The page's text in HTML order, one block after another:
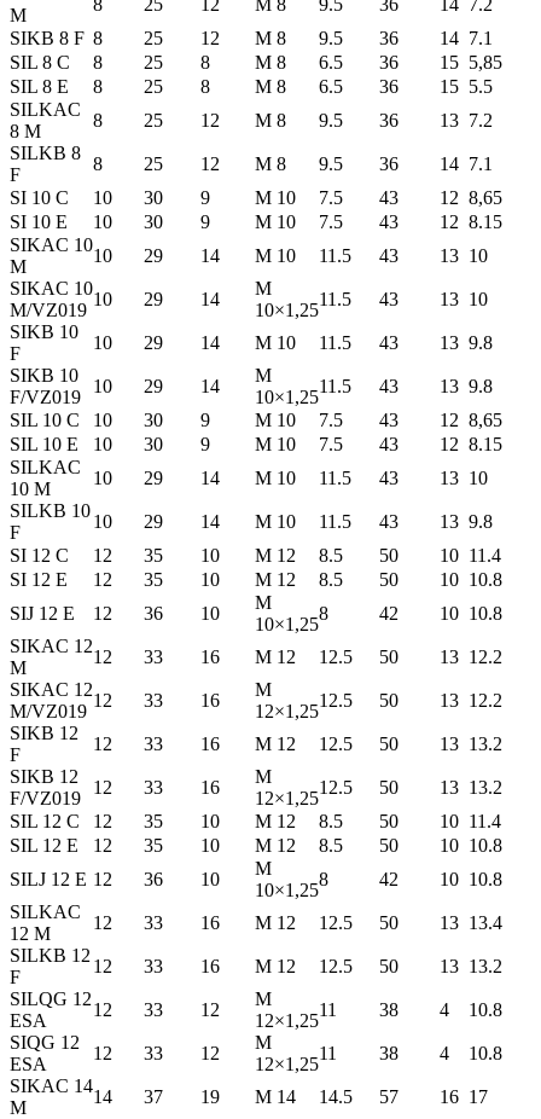
M
8 25 12 M 8 9.5 36 14 7.2
SIKB 8 F 8 25 12 M 8 9.5 36 14 7.1
SIL 8 C
8 25 8 M 8 6.5 36 15 5,85
SIL 8 E
8 25 8 M 8 6.5 36 15 5.5
SILKAC
8 M
8 25 12 M 8 9.5 36 13 7.2
SILKB 8
F
8 25 12 M 8 9.5 36 14 7.1
SI 10 C
10 30 9 M 10 7.5 43 12 8,65
SI 10 E
10 30 9 M 10 7.5 43 12 8.15
SIKAC 10
M
10 29 14 M 10 11.5 43 13 10
SIKAC 10
M/VZ019
10 29 14
M
10×1,25
11.5 43 13 10
SIKB 10
F
10 29 14 M 10 11.5 43 13 9.8
SIKB 10
F/VZ019
10 29 14
M
10×1,25
11.5 43 13 9.8
SIL 10 C
10 30 9 M 10 7.5 43 12 8,65
SIL 10 E
10 30 9 M 10 7.5 43 12 8.15
SILKAC
10 M
10 29 14 M 10 11.5 43 13 10
SILKB 10
F
10 29 14 M 10 11.5 43 13 9.8
SI 12 C
12 35 10 M 12 8.5 50 10 11.4
SI 12 E
12 35 10 M 12 8.5 50 10 10.8
SIJ 12 E
12 36 10
M
10×1,25
8 42 10 10.8
SIKAC 12
M
12 33 16 M 12 12.5 50 13 12.2
SIKAC 12
M/VZ019
12 33 16
M
12×1,25
12.5 50 13 12.2
SIKB 12
F
12 33 16 M 12 12.5 50 13 13.2
SIKB 12
F/VZ019
12 33 16
M
12×1,25
12.5 50 13 13.2
SIL 12 C
12 35 10 M 12 8.5 50 10 11.4
SIL 12 E
12 35 10 M 12 8.5 50 10 10.8
SILJ 12 E 12 36 10
M
10×1,25
8 42 10 10.8
SILKAC
12 M
12 33 16 M 12 12.5 50 13 13.4
SILKB 12
F
12 33 16 M 12 12.5 50 13 13.2
SILQG 12
ESA
12 33 12
M
12×1,25
11 38 4
10.8
SIQG 12
ESA
12 33 12
M
12×1,25
11 38 4
10.8
SIKAC 14
M
14 37 19 M 14 14.5 57 16 17